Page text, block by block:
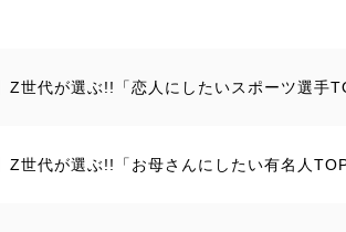
Z世代が選ぶ!!「恋人にしたいスポーツ選手
Z世代が選ぶ!!「お母さんにしたい有名人